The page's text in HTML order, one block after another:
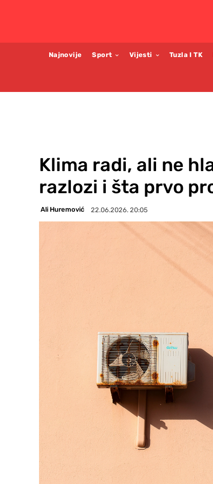
Najnovije Sport Vijesti Tuzla I TK
Klima radi, ali ne
razlozi i šta prvo
Ali Huremović 22.06.2026. 20:05